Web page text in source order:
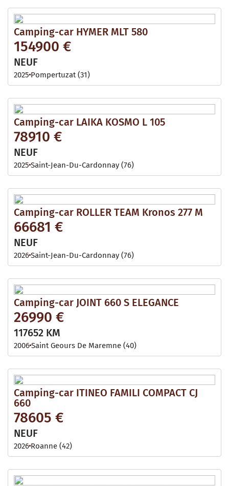
Camping-car HYMER MLT 580
154900 €
NEUF
2025 Pompertuzat (31)
Camping-car LAIKA KOSMO L 105
78910 €
NEUF
2025 Saint-Jean-Du-Cardonnay (76)
Camping-car ROLLER TEAM Kronos 277 M
66681 €
NEUF
2026Saint-Jean-Du-Cardonnay (76)
Camping-car JOINT 660 S ELEGANCE
26990 €
117652 KM
2006Saint Geours De Maremne (40)
Camping-car ITINEO FAMILI COMPACT CJ
660
78605 €
NEUF
2026 Roanne (42)